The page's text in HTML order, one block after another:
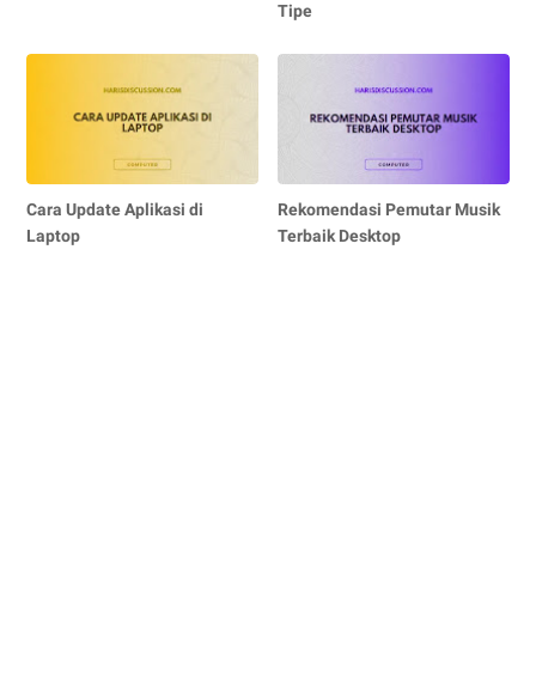
Tipe
Cara Update Aplikasi di
Laptop
Rekomendasi Pemutar Musik
Terbaik Desktop